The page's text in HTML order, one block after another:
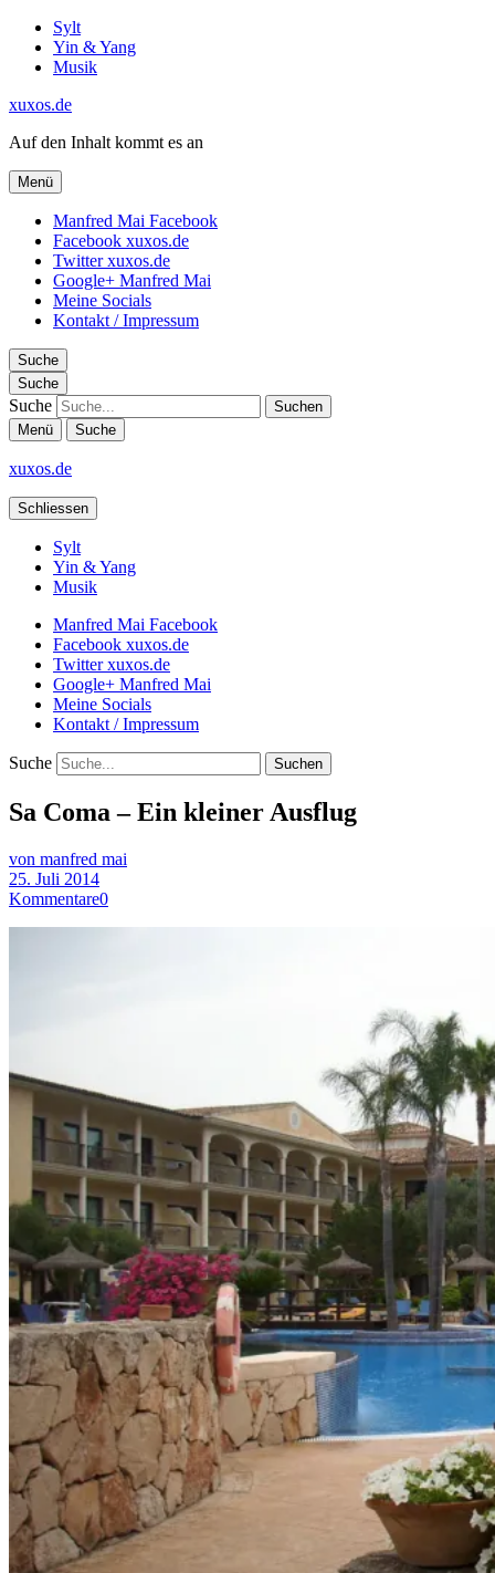
Sylt
Yin & Yang
Musik
xuxos.de
Auf den Inhalt kommt es an
Menü
Manfred Mai Facebook
Facebook xuxos.de
Twitter xuxos.de
Google+ Manfred Mai
Meine Socials
Kontakt / Impressum
Suche
Suche
Suche
Menü Suche
xuxos.de
Schliessen
Sylt
Yin & Yang
Musik
Manfred Mai Facebook
Facebook xuxos.de
Twitter xuxos.de
Google+ Manfred Mai
Meine Socials
Kontakt / Impressum
Suche
Sa Coma – Ein kleiner Ausflug
von manfred mai
25. Juli 2014
Kommentare0